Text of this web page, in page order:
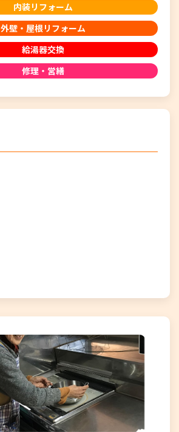
内装リフォーム
外壁・屋根リフォーム
給湯器交換
修理・営繕